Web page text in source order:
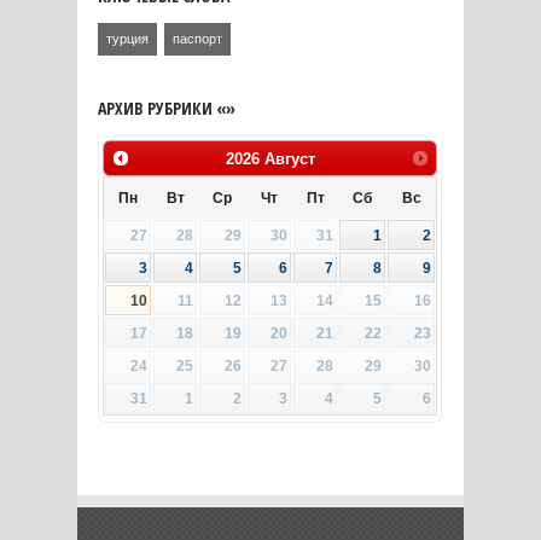
турция паспорт
АРХИВ РУБРИКИ «»
2026 Август
Пн Вт Ср Чт Пт Сб Вс
27 28 29 30 31 1
2
3
4 5 6 7 8
9
10
11 12 13 14 15
16
17
18 19 20 21 22
23
24
25 26 27 28 29
30
31
1 2 3 4 5 6